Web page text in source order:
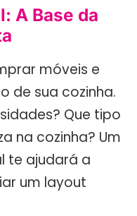
A Base da
móveis e
de sua cozinha.
Que tipo
na cozinha? Um
te ajudará a
um layout